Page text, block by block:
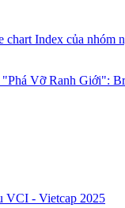
chart Index của nhóm
Vỡ Ranh Giới":
VCI - Vietcap 2025